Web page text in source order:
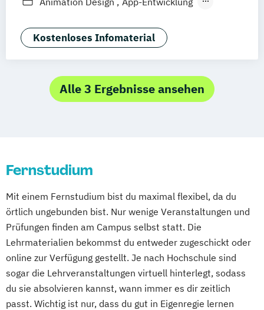
Zürich Rostock Dortmund
Game Development Industriedesign
Kommunikationsdesign
Nachhaltiges Design
Kostenloses Infomaterial
Alle 3 Ergebnisse ansehen
Fernstudium
Mit einem Fernstudium bist du maximal flexibel, da du
örtlich ungebunden bist. Nur wenige Veranstaltungen und
Prüfungen finden am Campus selbst statt. Die
Lehrmaterialien bekommst du entweder zugeschickt oder
online zur Verfügung gestellt. Je nach Hochschule sind
sogar die Lehrveranstaltungen virtuell hinterlegt, sodass
du sie absolvieren kannst, wann immer es dir zeitlich
passt. Wichtig ist nur, dass du gut in Eigenregie lernen